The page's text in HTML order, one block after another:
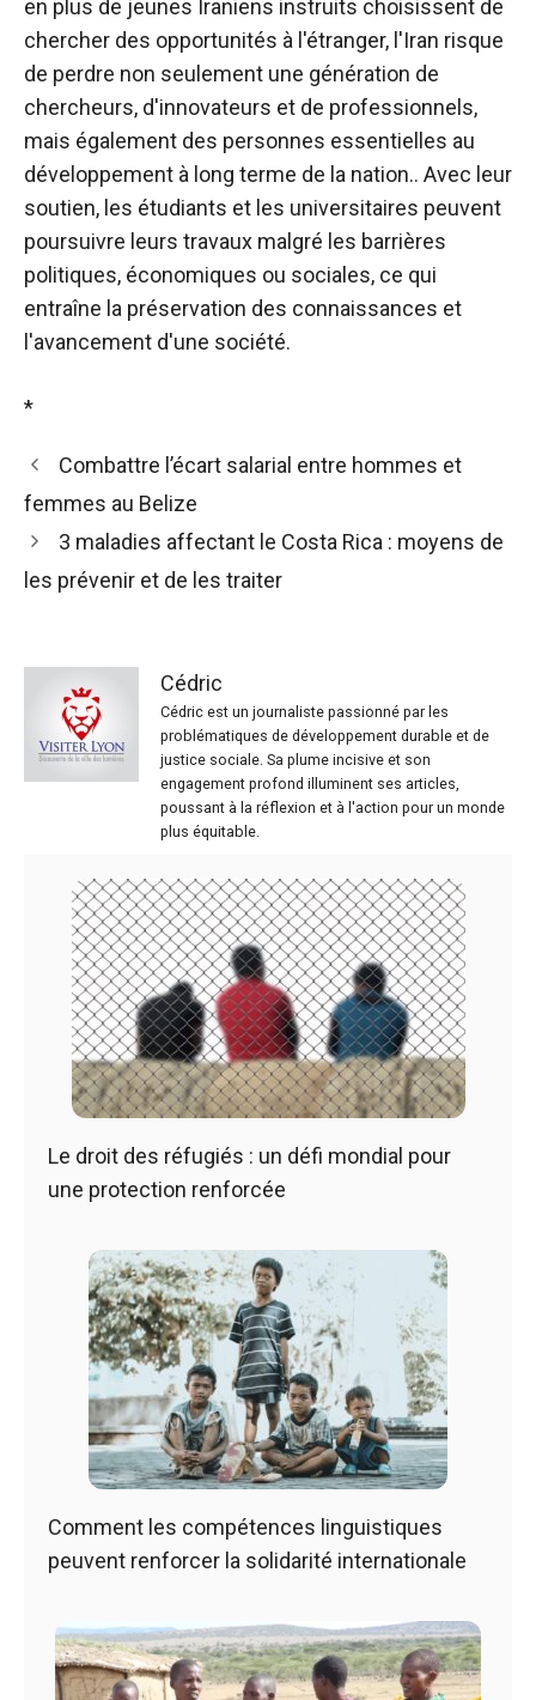
en plus de jeunes Iraniens instruits choisissent de
chercher des opportunités à l'étranger, l'Iran risque
de perdre non seulement une génération de
chercheurs, d'innovateurs et de professionnels,
mais également des personnes essentielles au
développement à long terme de la nation.. Avec leur
soutien, les étudiants et les universitaires peuvent
poursuivre leurs travaux malgré les barrières
politiques, économiques ou sociales, ce qui
entraîne la préservation des connaissances et
l'avancement d'une société.
*
Combattre l’écart salarial entre hommes et
femmes au Belize
3 maladies affectant le Costa Rica : moyens de
les prévenir et de les traiter
Cédric
Cédric est un journaliste passionné par les
problématiques de développement durable et de
justice sociale. Sa plume incisive et son
engagement profond illuminent ses articles,
poussant à la réflexion et à l'action pour un monde
plus équitable.
Le droit des réfugiés : un défi mondial pour
une protection renforcée
Comment les compétences linguistiques
peuvent renforcer la solidarité internationale